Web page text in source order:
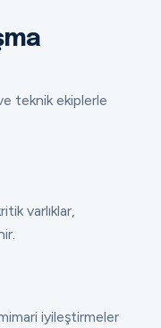
teknik ekiplerle
varlıklar,
iyileştirmeler